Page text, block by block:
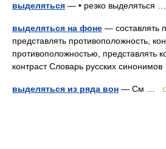
выделяться — • резко выделяться
выделяться на фоне — составлять
представлять противоположность,
противоположностью, представлять
контраст Словарь русских
выделяться из ряда вон — См …